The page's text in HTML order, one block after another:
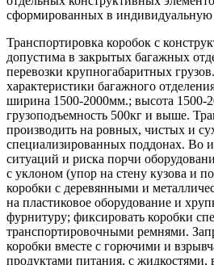
сформированных в индивидуальную
Транспортировка коробок с
допустима в закрытых багажных
перевозки крупногабаритных
характеристики багажного
ширина 1500-2000мм.; высота 1500-
грузоподъемность 500кг и выше.
производить на ровных, чистых и
специализированных поддонах. Во
ситуаций и риска порчи
с уклоном (упор на стену кузова и
коробки с деревянными и
на пластиковое оборудование и
фурнитуру; фиксировать коробки
транспортировочными ремнями.
коробки вместе с горючими и
продуктами питания, с жидкостями,